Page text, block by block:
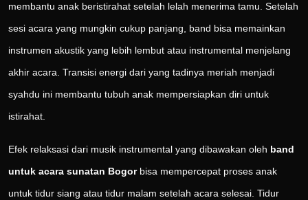
membantu anak beristirahat setelah lelah menerima tamu. Setelah
sesi acara yang mungkin cukup panjang, band bisa memainkan
instrumen akustik yang lebih lembut atau instrumental menjelang
akhir acara. Transisi energi dari yang tadinya meriah menjadi
syahdu ini membantu tubuh anak mempersiapkan diri untuk
istirahat.
Efek relaksasi dari musik instrumental yang dibawakan oleh band
untuk acara sunatan Bogorbisa mempercepat proses anak
untuk tidur siang atau tidur malam setelah acara selesai. Tidur